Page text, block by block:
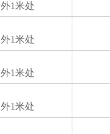
外1米处
外1米处
外1米处
外1米处